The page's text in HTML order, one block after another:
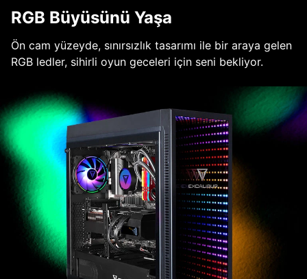
RGB Büyüsünü Yaşa
Ön cam yüzeyde, sınırsızlık tasarımı ile bir araya gelen
RGB ledler, sihirli oyun geceleri için seni bekliyor.